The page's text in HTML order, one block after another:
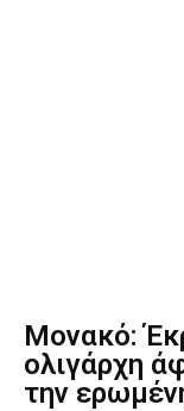
Μονακό:
ολιγάρχη
την